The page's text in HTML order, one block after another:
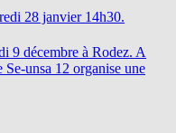
28 janvier 14h30.
9 décembre à Rodez. A
unsa 12 organise une